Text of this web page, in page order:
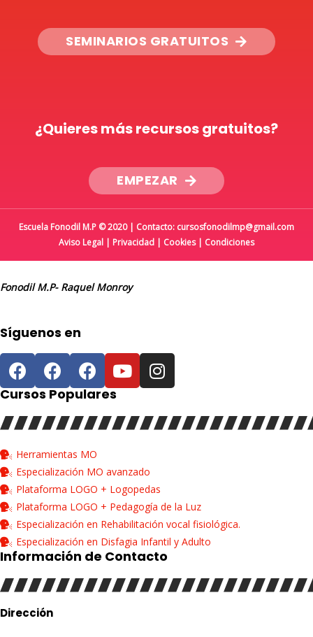
SEMINARIOS GRATUITOS
¿Quieres más recursos gratuitos?
EMPEZAR
Escuela Fonodil M.P © 2020 | Contacto: cursosfonodilmp@gmail.com
Aviso Legal | Privacidad | Cookies| Condiciones
Fonodil M.P- Raquel Monroy
Síguenos en
Cursos Populares
Herramientas MO
Especialización MO avanzado
Plataforma LOGO + Logopedas
Plataforma LOGO + Pedagogía de la Luz
Especialización en Rehabilitación vocal fisiológica.
Especialización en Disfagia Infantil y Adulto
Información de Contacto
Dirección